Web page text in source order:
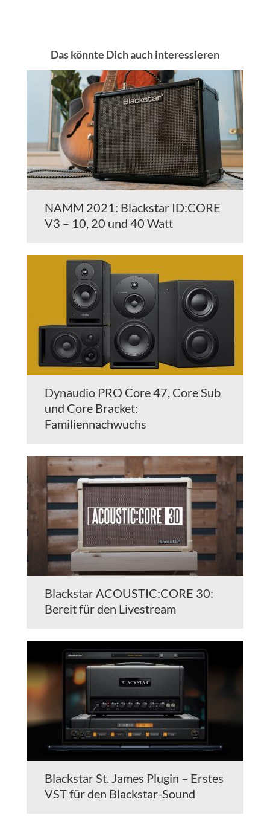
Das könnte Dich auch interessieren
NAMM 2021: Blackstar ID:CORE
V3 – 10, 20 und 40 Watt
Dynaudio PRO Core 47, Core Sub
und Core Bracket:
Familiennachwuchs
Blackstar ACOUSTIC:CORE 30:
Bereit für den Livestream
Blackstar St. James Plugin – Erstes
VST für den Blackstar-Sound